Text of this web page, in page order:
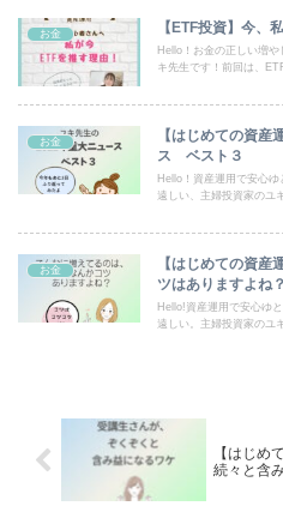
お金 【ETF投資】今、
Hello！お金の正しい増
キ先生です！前回は、
お金
【はじめての資産
ス ベスト３
Hello！資産運用で安心
遠しい、主婦投資家のユ
お金
【はじめての資産
ツはありますよね？
Hello!資産運用で安心ゆ
遠しい。主婦投資家のユ
【はじめ
続々と含